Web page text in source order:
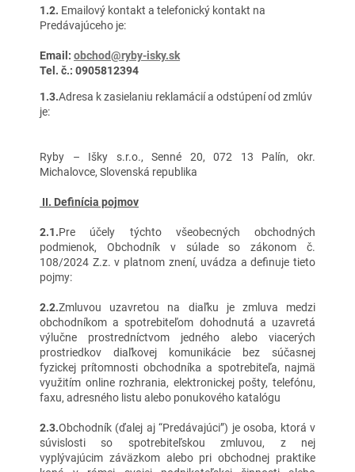
1.2. Emailový kontakt a telefonický kontakt na
Predávajúceho je:
Email: obchod@ryby-isky.sk
Tel. č.: 0905812394
1.3.Adresa k zasielaniu reklamácií a odstúpení od zmlúv
je:
Ryby – Išky s.r.o., Senné 20, 072 13 Palín, okr.
Michalovce, Slovenská republika
II. Definícia pojmov
2.1.Pre účely týchto všeobecných obchodných
podmienok, Obchodník v súlade so zákonom č.
108/2024 Z.z. v platnom znení, uvádza a definuje tieto
pojmy:
2.2.Zmluvou uzavretou na diaľku je zmluva medzi
obchodníkom a spotrebiteľom dohodnutá a uzavretá
výlučne prostredníctvom jedného alebo viacerých
prostriedkov diaľkovej komunikácie bez súčasnej
fyzickej prítomnosti obchodníka a spotrebiteľa, najmä
využitím online rozhrania, elektronickej pošty, telefónu,
faxu, adresného listu alebo ponukového katalógu
2.3.Obchodník (ďalej aj “Predávajúci”) je osoba, ktorá v
súvislosti so spotrebiteľskou zmluvou, z nej
vyplývajúcim záväzkom alebo pri obchodnej praktike